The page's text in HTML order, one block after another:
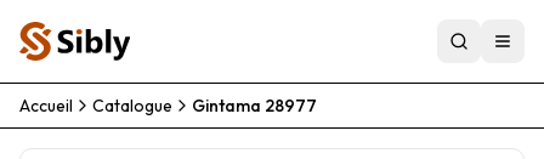
Accueil Catalogue Gintama 28977